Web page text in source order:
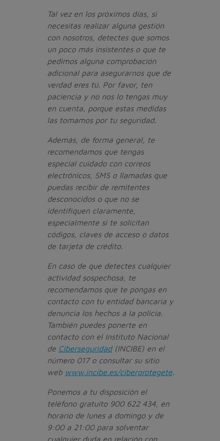
Tal vez en los próximos días, si
necesitas realizar alguna gestión
con nosotros, detectes que somos
un poco más insistentes o que te
pedimos alguna comprobación
adicional para asegurarnos que de
verdad eres tú. Por favor, ten
paciencia y no nos lo tengas muy
en cuenta, porque estas medidas
las tomamos por tu seguridad.
Además, de forma general, te
recomendamos que tengas
especial cuidado con correos
electrónicos, SMS o llamadas que
puedas recibir de remitentes
desconocidos o que no se
identifiquen claramente,
especialmente si te solicitan
códigos, claves de acceso o datos
de tarjeta de crédito.
En caso de que detectes cualquier
actividad sospechosa, te
recomendamos que te pongas en
contacto con tu entidad bancaria y
denuncia los hechos a la policía.
También puedes ponerte en
contacto con el Instituto Nacional
de Ciberseguridad(INCIBE) en el
número 017 o consultar su sitio
web www.incibe.es/ciberprotegete.
Ponemos a tu disposición el
teléfono gratuito 900 622 434, en
horario de lunes a domingo y de
9:00 a 21:00 para solventar
cualquier duda en relación con